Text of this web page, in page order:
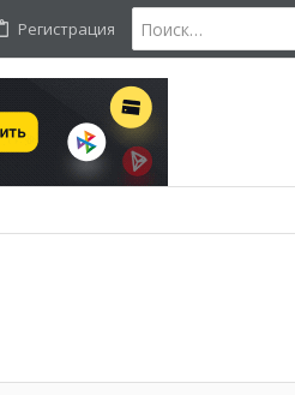
Регистрация